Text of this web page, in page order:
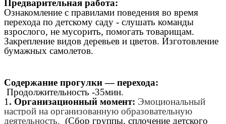
Предварительная работа:
Ознакомление с правилами поведения во время
перехода по детскому саду - слушать команды
взрослого, не мусорить, помогать товарищам.
Закрепление видов деревьев и цветов. Изготовление
бумажных самолетов.
Содержание прогулки — перехода:
Продолжительность -35мин.
1. Организационный момент: Эмоциональный
настрой на организованную образовательную
деятельность. (Сбор группы, сплочение детского